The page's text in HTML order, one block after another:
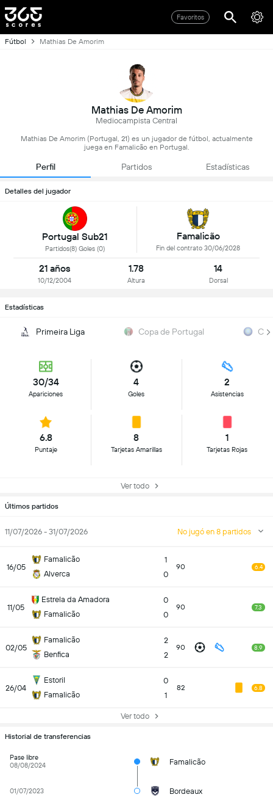
Favoritos
Fútbol Mathias De Amorim
Mathias De Amorim
Mediocampista Central
Mathias De Amorim (Portugal, 21) es un jugador de fútbol, actualmente
juega en Famalicão en Portugal.
Perfil Partidos Estadísticas
Detalles del jugador
Portugal Sub21
Partidos(8) Goles (0)
Famalicão
Fin del contrato 30/06/2028
21 años
10/12/2004
1.78
Altura
14
Dorsal
Estadísticas
Primeira Liga Copa de Portugal
30/34
Apariciones
4
Goles
2
Asistencias
6.8
Puntaje
8
Tarjetas Amarillas
1
Tarjetas Rojas
Ver todo
Últimos partidos
11/07/2026 - 31/07/2026 No jugó en 8 partidos
16/05
Famalicão
Alverca
1
0
90 6.4
11/05
Estrela da Amadora
Famalicão
0
0
90 7.3
02/05
Famalicão
Benfica
2
2
90 8.9
26/04
Estoril
Famalicão
0
1
82 6.8
Ver todo
Historial de transferencias
Pase libre
08/08/2024
Famalicão
01/07/2023 Bordeaux